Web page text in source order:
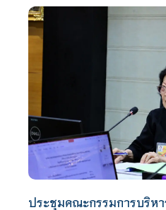
ประชุมคณะกรรมการบริห